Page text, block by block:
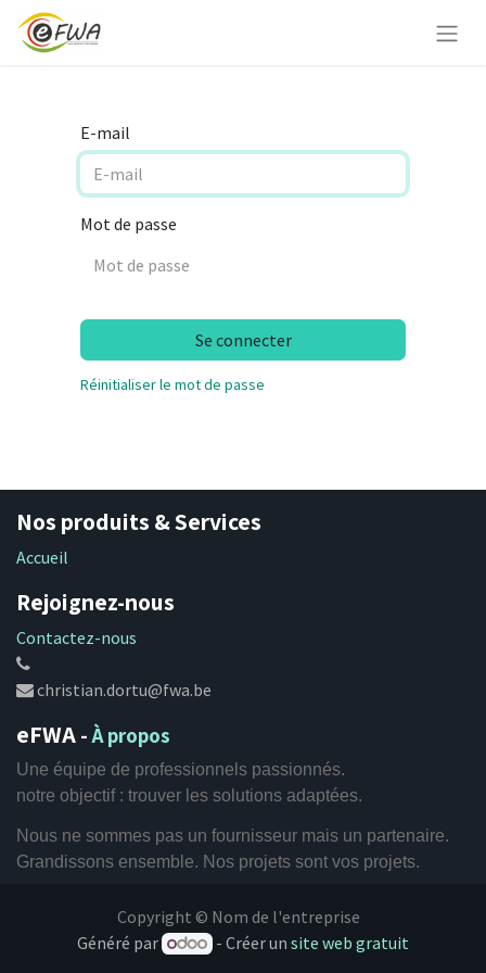
E-mail
Mot de passe
Se connecter
Réinitialiser le mot de passe
Nos produits & Services
Accueil
Rejoignez-nous
Contactez-nous
christian.dortu@fwa.be
eFWA -À propos
Une équipe de professionnels passionnés.
notre objectif : trouver les solutions adaptées.
Nous ne sommes pas un fournisseur mais un partenaire.
Grandissons ensemble. Nos projets sont vos projets.
Copyright © Nom de l'entreprise
Généré par
- Créer un site web gratuit